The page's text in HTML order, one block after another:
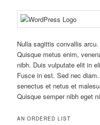
Nulla sagittis convallis
Quisque metus enim,
nibh. Duis vulputate elit in
Fusce in est. Sed nec
senectus et netus et
Quisque semper nibh eget
AN ORDERED LIST